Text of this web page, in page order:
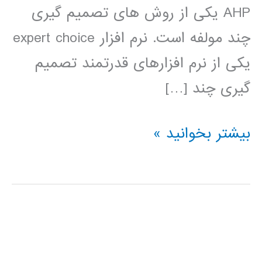
AHP یکی از روش های تصمیم گیری
چند مولفه است. نرم افزار expert choice
یکی از نرم افزارهای قدرتمند تصمیم
گیری چند […]
فیلم
فارسی
بیشتر بخوانید »